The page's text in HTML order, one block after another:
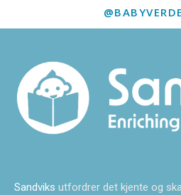
Sandviks utfordrer det kjente og